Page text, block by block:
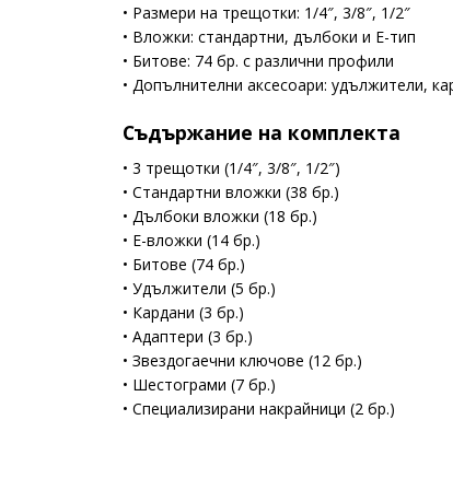
• Размери на трещотки: 1/4″, 3/8″, 1/2″
• Вложки: стандартни, дълбоки и Е-тип
• Битове: 74 бр. с различни профили
• Допълнителни аксесоари: удължители,
Съдържание на комплекта
• 3 трещотки (1/4″, 3/8″, 1/2″)
• Стандартни вложки (38 бр.)
• Дълбоки вложки (18 бр.)
• Е-вложки (14 бр.)
• Битове (74 бр.)
• Удължители (5 бр.)
• Кардани (3 бр.)
• Адаптери (3 бр.)
• Звездогаечни ключове (12 бр.)
• Шестограми (7 бр.)
• Специализирани накрайници (2 бр.)